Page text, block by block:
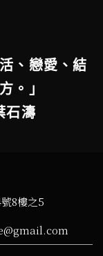
、戀愛、結
。」
石濤
8樓之5